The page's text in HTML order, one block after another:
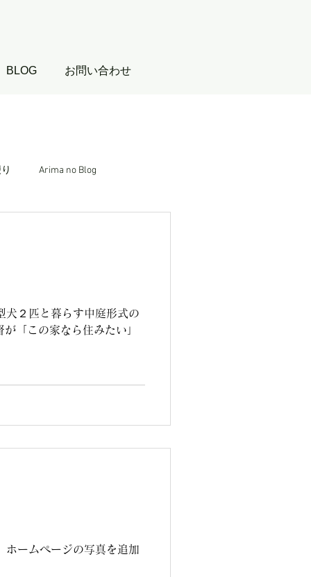
BLOG お問い合わせ
Arima no Blog
犬２匹と暮らす中庭形式の
「この家なら住みたい」
ホームページの写真を追加